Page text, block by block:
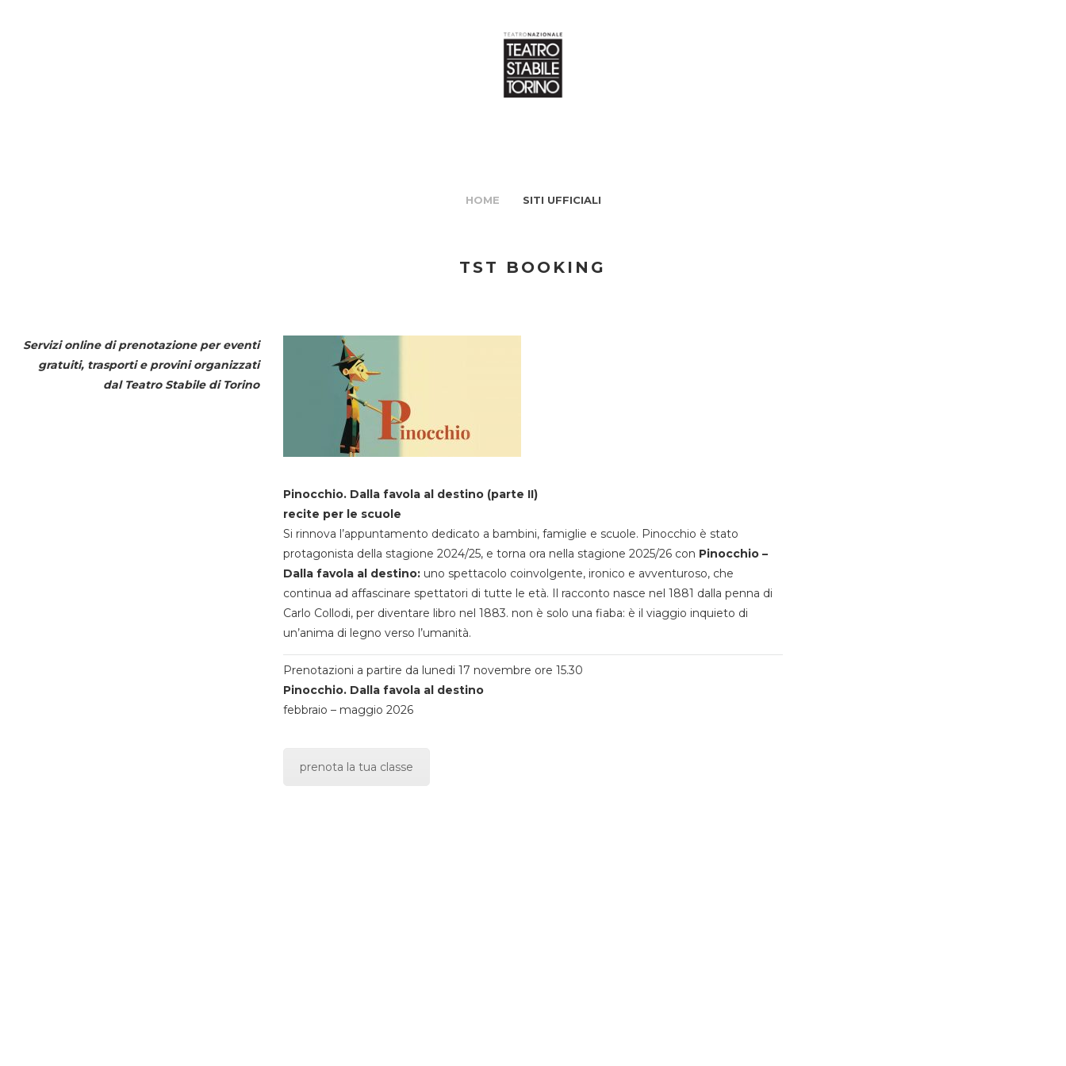
HOME SITI UFFICIALI
TST BOOKING
Servizi online di prenotazione per eventi
gratuiti, trasporti e provini organizzati
dal Teatro Stabile di Torino
Pinocchio. Dalla favola al destino (parte II)
recite per le scuole
Si rinnova l’appuntamento dedicato a bambini, famiglie e scuole. Pinocchio è stato
protagonista della stagione 2024/25, e torna ora nella stagione 2025/26 con Pinocchio –
Dalla favola al destino:uno spettacolo coinvolgente, ironico e avventuroso, che
continua ad affascinare spettatori di tutte le età. Il racconto nasce nel 1881 dalla penna di
Carlo Collodi, per diventare libro nel 1883. non è solo una fiaba: è il viaggio inquieto di
un’anima di legno verso l’umanità.
Prenotazioni a partire da lunedi 17 novembre ore 15.30
Pinocchio. Dalla favola al destino
febbraio – maggio 2026
prenota la tua classe